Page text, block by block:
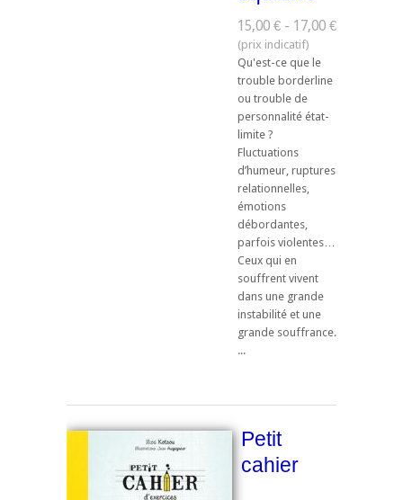
15,00 € - 17,00 €
Qu'est-ce que le
trouble borderline
ou trouble de
personnalité état-
limite ?
Fluctuations
d’humeur, ruptures
relationnelles,
émotions
débordantes,
parfois violentes…
Ceux qui en
souffrent vivent
dans une grande
instabilité et une
grande souffrance.
...
Petit
cahier